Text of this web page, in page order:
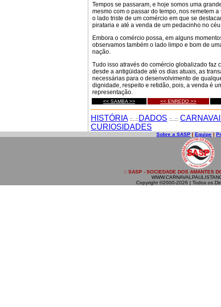
Tempos se passaram, e hoje somos uma
mesmo com o passar do tempo, nos remetem
o lado triste de um comércio em que se
pirataria e até a venda de um pedacinho no
Embora o comércio possa, em alguns
observamos também o lado limpo e bom de
nação.
Tudo isso através do comércio globalizado faz
desde a antigüidade até os dias atuais, as
necessárias para o desenvolvimento de
dignidade, respeito e retidão, pois, a venda é
representação.
<< SAMBA >> << ENREDO >>
HISTÓRIA ::..:: DADOS ::..::
CURIOSIDADES
Sobre a SASP | Equipe |
:: SASP - SOCIEDADE DOS AMANTES
Copyright ©2000-2026 | Todos os